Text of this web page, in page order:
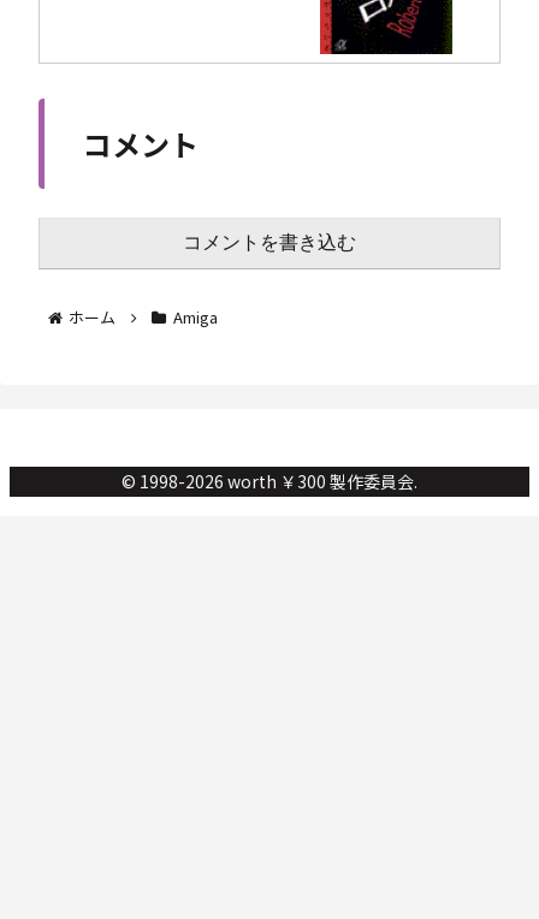
コメント
コメントを書き込む
ホーム Amiga
© 1998-2026 worth ￥300 製作委員会.